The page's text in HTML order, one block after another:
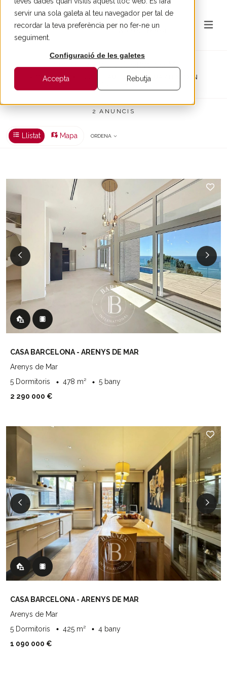
servir una sola galeta al teu navegador per tal de
recordar la teva preferència per no fer-ne un
seguiment.
Configuració de les galetes
Accepta Rebutja
Cases en venda a Arenys de Mar
PROPIETATS EXCLUSIVES AMB VISTES AL MAR I ENTORN
2 ANUNCIS
Llistat Mapa ORDENA
CASA BARCELONA - ARENYS DE MAR
Arenys de Mar
5 Dormitoris
478 m²
5 bany
2 290 000 €
CASA BARCELONA - ARENYS DE MAR
Arenys de Mar
5 Dormitoris
425 m²
4 bany
1 090 000 €